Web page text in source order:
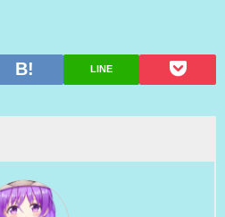
LINE